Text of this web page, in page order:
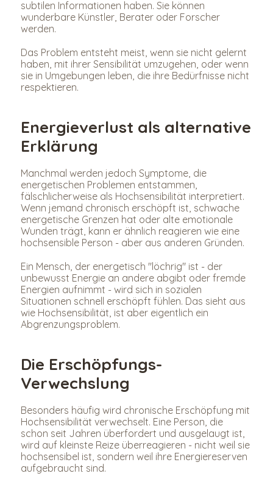
subtilen Informationen haben. Sie können
wunderbare Künstler, Berater oder Forscher
werden.
Das Problem entsteht meist, wenn sie nicht gelernt
haben, mit ihrer Sensibilität umzugehen, oder wenn
sie in Umgebungen leben, die ihre Bedürfnisse nicht
respektieren.
Energieverlust als alternative
Erklärung
Manchmal werden jedoch Symptome, die
energetischen Problemen entstammen,
fälschlicherweise als Hochsensibilität interpretiert.
Wenn jemand chronisch erschöpft ist, schwache
energetische Grenzen hat oder alte emotionale
Wunden trägt, kann er ähnlich reagieren wie eine
hochsensible Person - aber aus anderen Gründen.
Ein Mensch, der energetisch "löchrig" ist - der
unbewusst Energie an andere abgibt oder fremde
Energien aufnimmt - wird sich in sozialen
Situationen schnell erschöpft fühlen. Das sieht aus
wie Hochsensibilität, ist aber eigentlich ein
Abgrenzungsproblem.
Die Erschöpfungs-
Verwechslung
Besonders häufig wird chronische Erschöpfung mit
Hochsensibilität verwechselt. Eine Person, die
schon seit Jahren überfordert und ausgelaugt ist,
wird auf kleinste Reize überreagieren - nicht weil sie
hochsensibel ist, sondern weil ihre Energiereserven
aufgebraucht sind.